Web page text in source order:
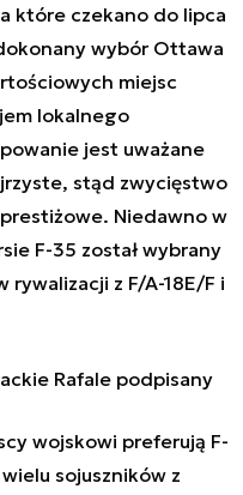
które czekano do lipca
wybór Ottawa
miejsc
lokalnego
jest uważane
stąd zwycięstwo
Niedawno w
F-35 został wybrany
rywalizacji z F/A-18E/F i
Rafale podpisany
wojskowi preferują F-
sojuszników z